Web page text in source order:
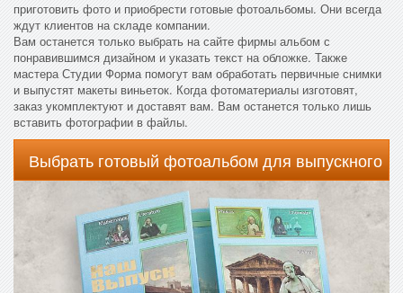
приготовить фото и приобрести готовые фотоальбомы. Они всегда
ждут клиентов на складе компании.
Вам останется только выбрать на сайте фирмы альбом с
понравившимся дизайном и указать текст на обложке. Также
мастера Студии Форма помогут вам обработать первичные снимки
и выпустят макеты виньеток. Когда фотоматериалы изготовят,
заказ укомплектуют и доставят вам. Вам останется только лишь
вставить фотографии в файлы.
Выбрать готовый фотоальбом для выпускного